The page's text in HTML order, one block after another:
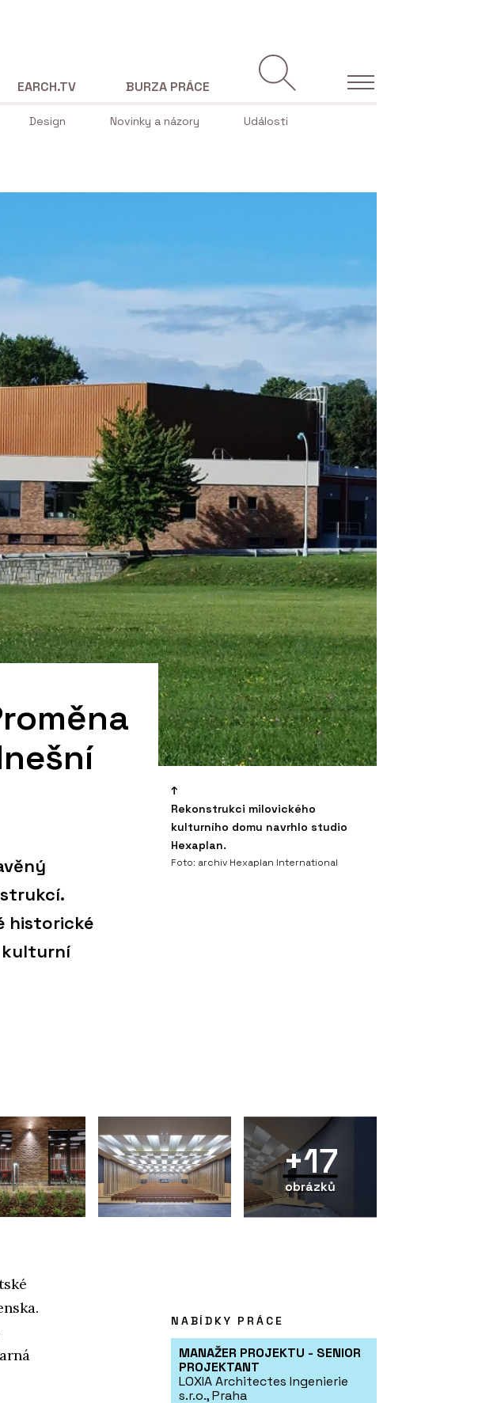
Design Novinky a názory Události
EARCH.TV BURZA PRÁCE
Rekonstrukci milovického
kulturního domu navrhlo studio
Hexaplan.
Foto: archiv Hexaplan International
historické
kulturní
+17
obrázků
NABÍDKY PRÁCE
MANAŽER PROJEKTU - SENIOR
PROJEKTANT
LOXIA Architectes Ingenierie
s.r.o., Praha